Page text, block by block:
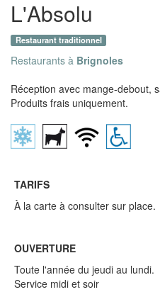
L'Absolu
Restaurant traditionnel
Restaurants à Brignoles
Réception avec mange-debout,
Produits frais uniquement.
TARIFS
À la carte à consulter sur place.
OUVERTURE
Toute l'année du jeudi au lundi.
Service midi et soir